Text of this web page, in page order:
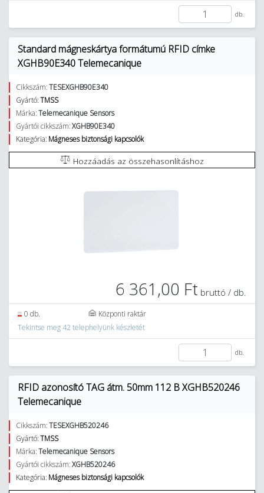
db.
Standard mágneskártya formátumú RFID címke
XGHB90E340 Telemecanique
Cikkszám:TESEXGHB90E340
Gyártó:TMSS
Márka:Telemecanique Sensors
Gyártói cikkszám:XGHB90E340
Kategória: Mágneses biztonsági kapcsolók
Hozzáadás az összehasonlításhoz
6 361,00 Ft bruttó / db.
0 db.
Központi raktár
Tekintse meg 42 telephelyünk készletét
db.
RFID azonosító TAG átm. 50mm 112 B XGHB520246
Telemecanique
Cikkszám:TESEXGHB520246
Gyártó:TMSS
Márka:Telemecanique Sensors
Gyártói cikkszám:XGHB520246
Kategória: Mágneses biztonsági kapcsolók